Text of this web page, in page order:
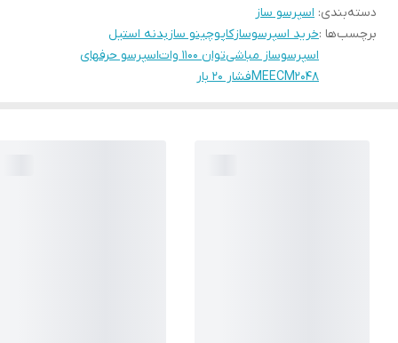
دسته‌بندی: اسپرسو ساز
برچسب‌ها :خرید اسپرسوسازکاپوچینو ساز بدنه استیل
اسپرسوساز مباشیتوان ۱۱۰۰ وات
اسپرسو حرفهای
MEECM2048فشار ۲۰ بار